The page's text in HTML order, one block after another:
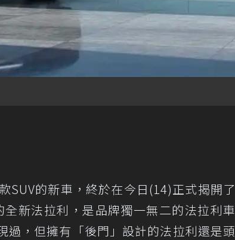
SUV的新車，終於在今日(14)正式揭開了
全新法拉利，是品牌獨一無二的法拉利車
過，但擁有「後門」設計的法拉利還是頭